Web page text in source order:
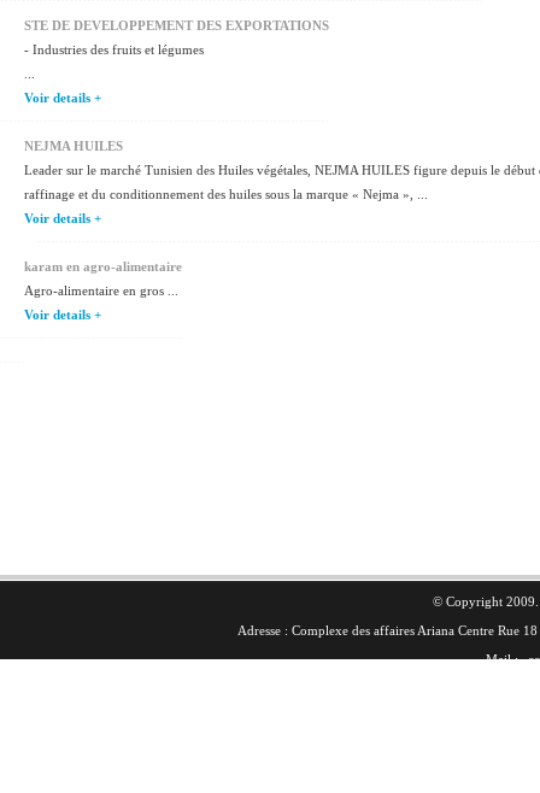
STE DE DEVELOPPEMENT DES EXPORTATIONS
- Industries des fruits et légumes
Voir details +
NEJMA HUILES
Leader sur le marché Tunisien des Huiles végétales, NEJMA HUILES figure depuis le début
raffinage et du conditionnement des huiles sous la marque « Nejma », ...
Voir details +
karam en agro-alimentaire
Agro-alimentaire en gros ...
Voir details +
© Copyright 2009.
Adresse : Complexe des affaires Ariana Centre
Mail :